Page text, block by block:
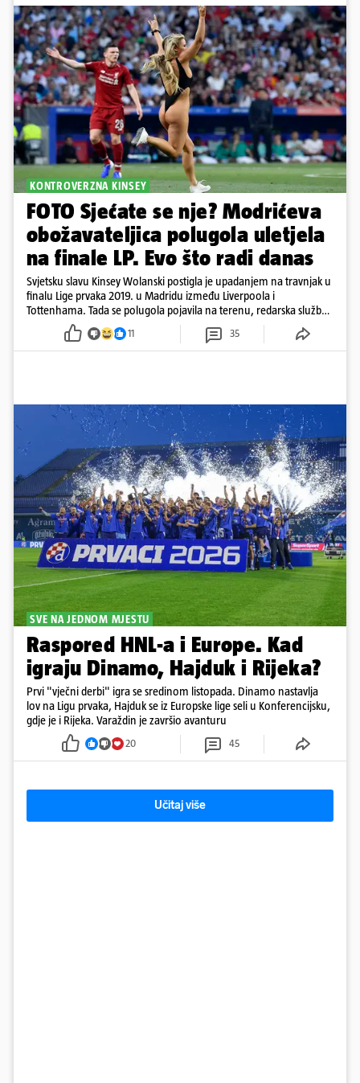
KONTROVERZNA KINSEY
FOTO Sjećate se nje? Modrićeva
obožavateljica polugola uletjela
na finale LP. Evo što radi danas
Svjetsku slavu Kinsey Wolanski postigla je upadanjem na travnjak u
finalu Lige prvaka 2019. u Madridu između Liverpoola i
Tottenhama. Tada se polugola pojavila na terenu, redarska služba
ju je lovila po travnjaku, a njezine fotografije obišle su svijet.
11 35
SVE NA JEDNOM MJESTU
Raspored HNL-a i Europe. Kad
igraju Dinamo, Hajduk i Rijeka?
Prvi "vječni derbi" igra se sredinom listopada. Dinamo nastavlja
lov na Ligu prvaka, Hajduk se iz Europske lige seli u Konferencijsku,
gdje je i Rijeka. Varaždin je završio avanturu
20 45
Učitaj više